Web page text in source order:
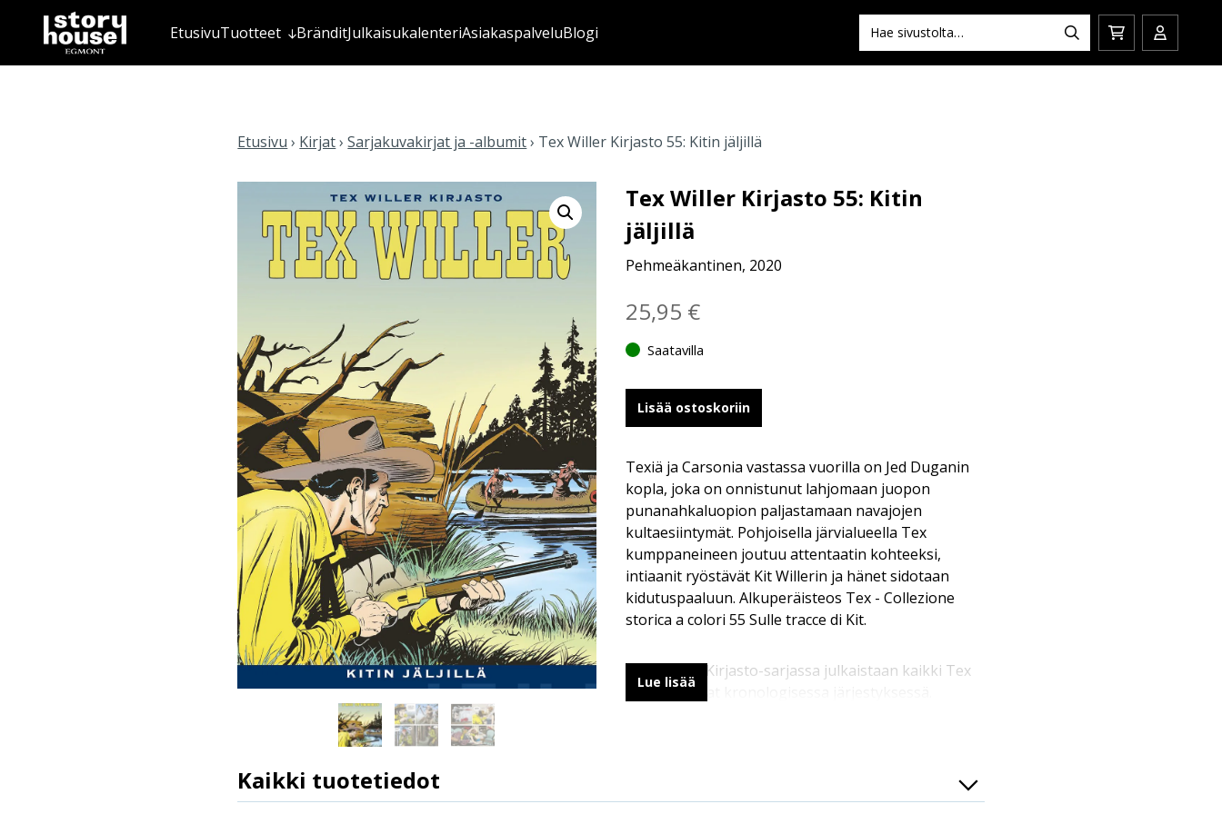
EtusivuTuotteet BränditJulkaisukalenteriAsiakaspalveluBlogi
Hae:
Hae
Siirry
Avaa/
Etusivu › Kirjat›Sarjakuvakirjat ja -albumit› Tex Willer Kirjasto 55: Kitin jäljillä
Tex Willer Kirjasto 55: Kitin
jäljillä
Pehmeäkantinen, 2020
25,95 €
Saatavilla
Lisää ostoskoriin
Texiä ja Carsonia vastassa vuorilla on Jed Duganin
kopla, joka on onnistunut lahjomaan juopon
punanahkaluopion paljastamaan navajojen
kultaesiintymät. Pohjoisella järvialueella Tex
kumppaneineen joutuu attentaatin kohteeksi,
intiaanit ryöstävät Kit Willerin ja hänet sidotaan
kidutuspaaluun. Alkuperäisteos Tex - Collezione
storica a colori 55 Sulle tracce di Kit.
Värillisessä Kirjasto-sarjassa julkaistaan kaikki Tex
Willer -tarinat kronologisessa järjestyksessä.
Lue lisää
Kaikki tuotetiedot
ISBN
9789523342781